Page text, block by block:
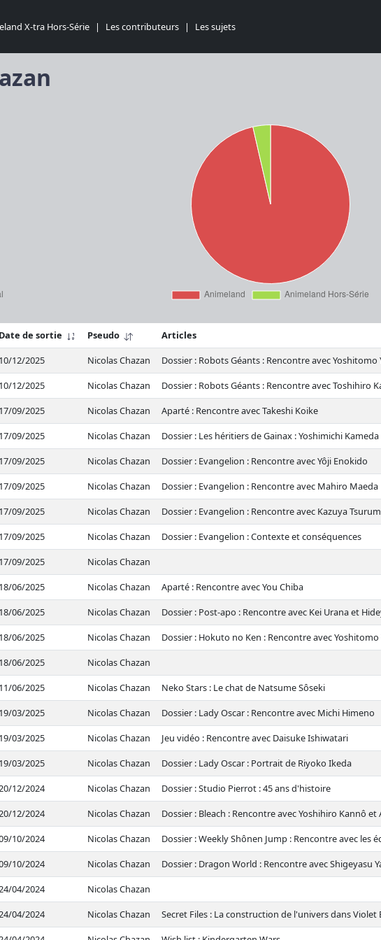
X-tra Hors-Série | Les contributeurs | Les sujets
Date de sortie Pseudo
Articles
10/12/2025 Nicolas Chazan
Dossier : Robots Géants : Rencontre avec Yoshitomo
10/12/2025 Nicolas Chazan
Dossier : Robots Géants : Rencontre avec Toshihiro
17/09/2025 Nicolas Chazan
Aparté : Rencontre avec Takeshi Koike
17/09/2025 Nicolas Chazan
Dossier : Les héritiers de Gainax : Yoshimichi Kameda
17/09/2025 Nicolas Chazan
Dossier : Evangelion : Rencontre avec Yôji Enokido
17/09/2025 Nicolas Chazan
Dossier : Evangelion : Rencontre avec Mahiro Maeda
17/09/2025 Nicolas Chazan
Dossier : Evangelion : Rencontre avec Kazuya
17/09/2025 Nicolas Chazan
Dossier : Evangelion : Contexte et conséquences
17/09/2025
Nicolas Chazan
18/06/2025 Nicolas Chazan
Aparté : Rencontre avec You Chiba
18/06/2025 Nicolas Chazan
Dossier : Post-apo : Rencontre avec Kei Urana et
18/06/2025 Nicolas Chazan
Dossier : Hokuto no Ken : Rencontre avec
18/06/2025
Nicolas Chazan
11/06/2025 Nicolas Chazan
Neko Stars : Le chat de Natsume Sôseki
19/03/2025 Nicolas Chazan
Dossier : Lady Oscar : Rencontre avec Michi Himeno
19/03/2025 Nicolas Chazan
Jeu vidéo : Rencontre avec Daisuke Ishiwatari
19/03/2025 Nicolas Chazan
Dossier : Lady Oscar : Portrait de Riyoko Ikeda
12/2024 Nicolas Chazan
Dossier : Studio Pierrot : 45 ans d'histoire
12/2024 Nicolas Chazan
Dossier : Bleach : Rencontre avec Yoshihiro Kannô et
10/2024 Nicolas Chazan
Dossier : Weekly Shônen Jump : Rencontre avec les
10/2024 Nicolas Chazan
Dossier : Dragon World : Rencontre avec Shigeyasu
04/2024
Nicolas Chazan
04/2024 Nicolas Chazan
Secret Files : La construction de l'univers dans Violet